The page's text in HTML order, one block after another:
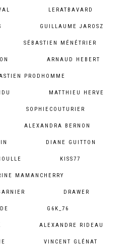
LERATBAVARD
GUILLAUME JAROSZ
SÉBASTIEN MÉNÉTRIER
ARNAUD HEBERT
PRODHOMME
MATTHIEU HERVE
SOPHIECOUTURIER
ALEXANDRA BERNON
DIANE GUITTON
KISS77
MAMANCHERRY
DRAWER
G6K_76
ALEXANDRE RIDEAU
VINCENT GLÉNAT